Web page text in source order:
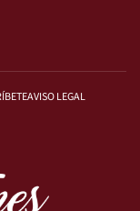
AVISO LEGAL